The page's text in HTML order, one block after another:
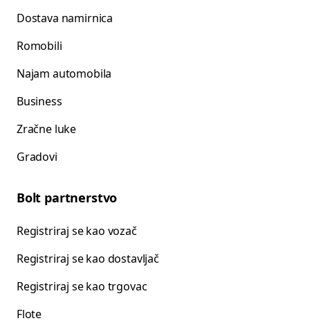
Dostava namirnica
Romobili
Najam automobila
Business
Zračne luke
Gradovi
Bolt partnerstvo
Registriraj se kao vozač
Registriraj se kao dostavljač
Registriraj se kao trgovac
Flote